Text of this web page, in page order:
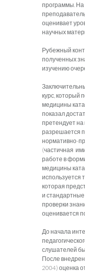
программы. На
оценивает
научных
Рубежный
полученных
изучению
курс, который
медицины
показал
претендует на
разрешается
нормативно-
(частичная
работе в
медицины
используется
которая
и
проверки
оценивается
До начала
слушателей
После
2004) оценка